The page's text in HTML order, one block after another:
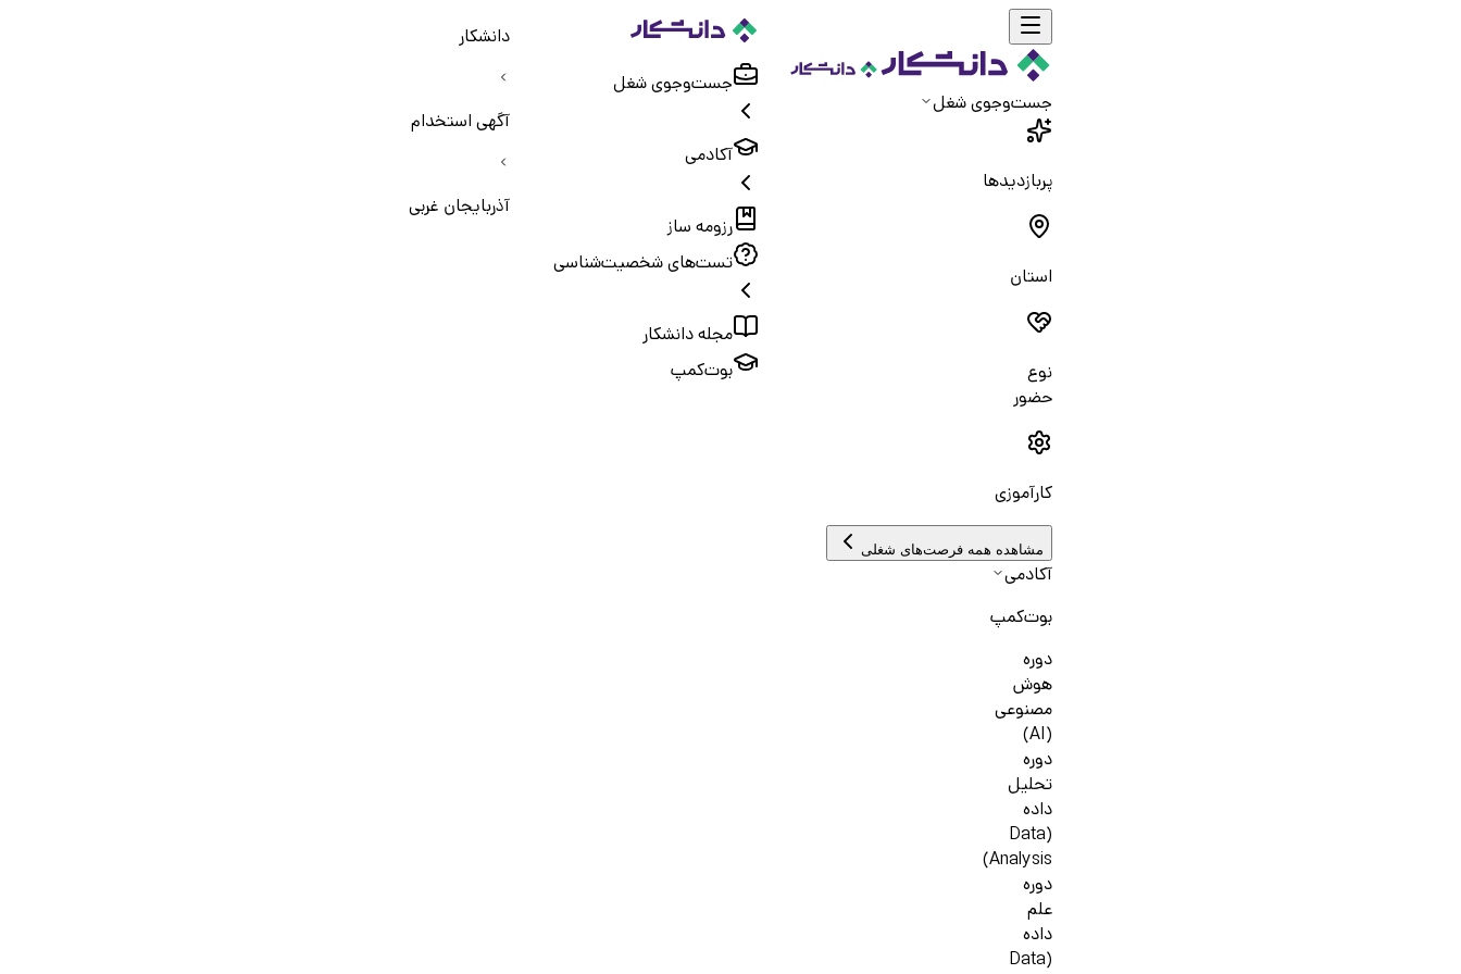
جست‌و‌جوی شغل
پربازدیدها
استان
نوع
حضور
کارآموزی
مشاهده همه فرصت‌های شغلی
آکادمی
بوت‌کمپ
دوره
هوش
مصنوعی
(AI)
دوره
تحلیل
داده
(Data
Analysis)
دوره
علم
داده
(Data
جست‌و‌جوی شغل
آکادمی
رزومه ساز
تست‌های شخصیت‌شناسی
مجله دانشکار
بوت‌کمپ
دانشکار
آگهی استخدام
آذربایجان غربی